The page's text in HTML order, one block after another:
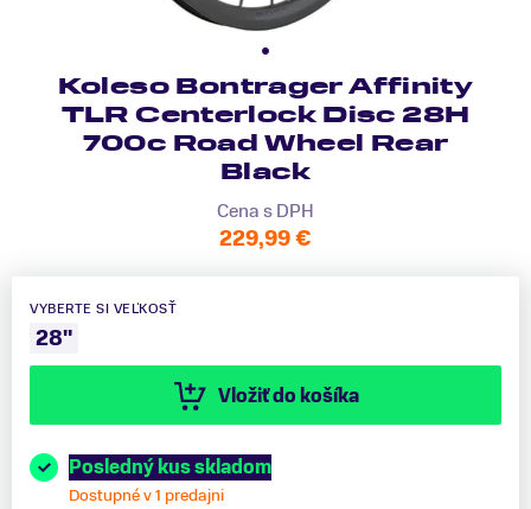
Koleso Bontrager Affinity
TLR Centerlock Disc 28H
700c Road Wheel Rear
Black
Cena s DPH
229,99 €
VYBERTE SI VEĽKOSŤ
28"
Vložiť do košíka
Posledný kus skladom
Dostupné v 1 predajni